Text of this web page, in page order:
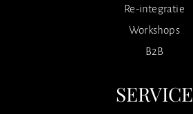
Re-integratie
Workshops
B2B
SERVICE